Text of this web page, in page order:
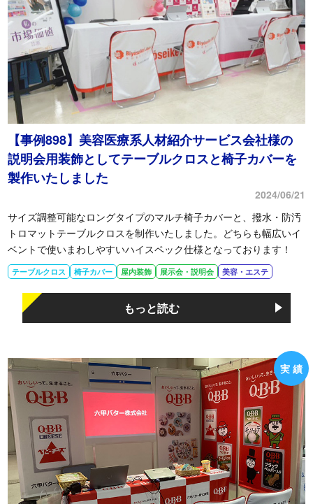
【事例898】美容医療系人材紹介サービス会社様の
説明会用装飾としてテーブルクロスと椅子カバーを
製作いたしました
2024/06/21
サイズ調整可能なロングタイプのマルチ椅子カバーと、撥水・防汚
トロマットテーブルクロスを制作いたしました。どちらも幅広いイ
ベントで使いまわしやすいハイスペック仕様となっております！
テーブルクロス 椅子カバー 屋内装飾 展示会・説明会 美容・エステ
もっと読む